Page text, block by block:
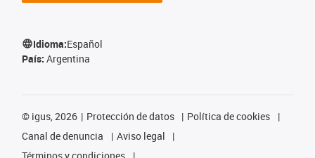
Idioma:Español
País: Argentina
© igus, 2026 Protección de datos
Política de cookies
Canal de denuncia
Aviso legal
Términos y condiciones